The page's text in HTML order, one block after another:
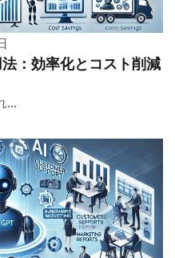
：効率化とコスト削減
...